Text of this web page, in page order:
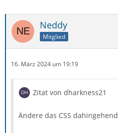
Neddy
Mitglied
16. März 2024 um 19:19
Zitat von dharkness21
Ändere das CSS dahingehend